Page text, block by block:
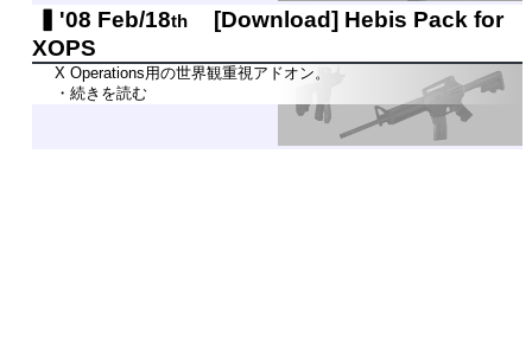
'08 Feb/18th [Download] Hebis Pack for
XOPS
X Operations用の世界観重視アドオン。
・続きを読む